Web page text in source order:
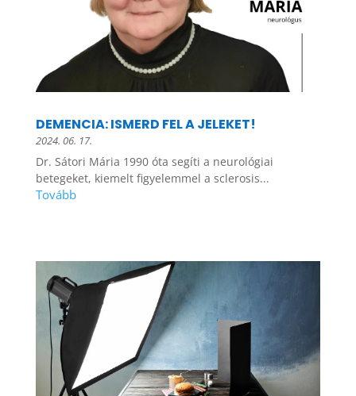
DEMENCIA: ISMERD FEL A JELEKET!
2024. 06. 17.
Dr. Sátori Mária 1990 óta segíti a neurológiai
betegeket, kiemelt figyelemmel a sclerosis...